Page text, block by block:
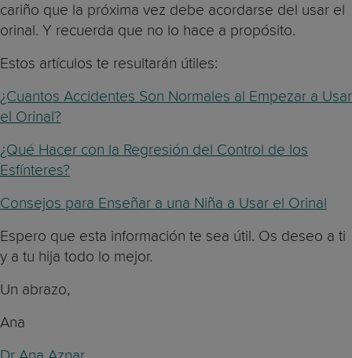
cariño que la próxima vez debe acordarse del usar el
orinal. Y recuerda que no lo hace a propósito.
Estos artículos te resultarán útiles:
¿Cuantos Accidentes Son Normales al Empezar a Usar
el Orinal?
¿Qué Hacer con la Regresión del Control de los
Esfínteres?
Consejos para Enseñar a una Niña a Usar el Orinal
Espero que esta información te sea útil. Os deseo a ti
y a tu hija todo lo mejor.
Un abrazo,
Ana